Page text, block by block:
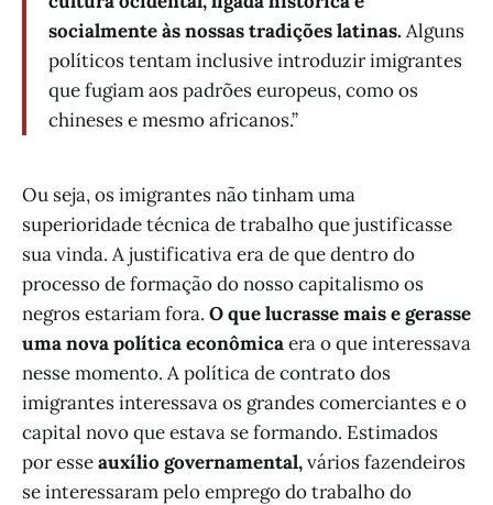
socialmente às nossas tradições latinas.Alguns
políticos tentam inclusive introduzir imigrantes
que fugiam aos padrões europeus, como os
chineses e mesmo africanos.”
Ou seja, os imigrantes não tinham uma
superioridade técnica de trabalho que justificasse
sua vinda. A justificativa era de que dentro do
processo de formação do nosso capitalismo os
negros estariam fora. O que lucrasse mais e gerasse
uma nova política econômicaera o que interessava
nesse momento. A política de contrato dos
imigrantes interessava os grandes comerciantes e o
capital novo que estava se formando. Estimados
por esseauxílio governamental,vários fazendeiros
se interessaram pelo emprego do trabalho do